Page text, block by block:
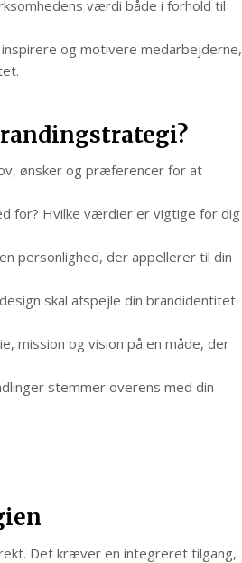
værdi både i forhold til
og motivere medarbejderne,
ønsker og præferencer for at
for? Hvilke værdier er vigtige for dig
personlighed, der appellerer til din
skal afspejle din brandidentitet
mission og vision på en måde, der
stemmer overens med din
Det kræver en integreret tilgang,